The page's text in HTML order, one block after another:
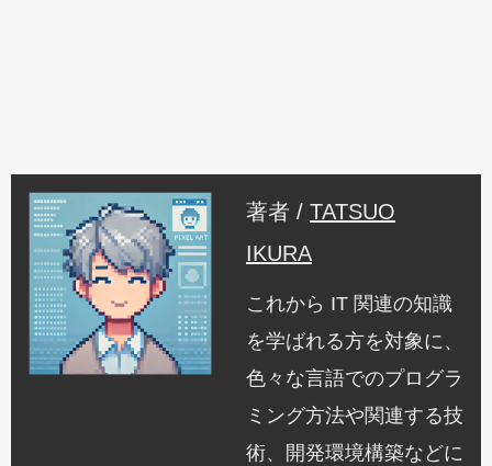
著者 / TATSUO
IKURA
これから IT 関連の知識
を学ばれる方を対象に、
色々な言語でのプログラ
ミング方法や関連する技
術、開発環境構築などに